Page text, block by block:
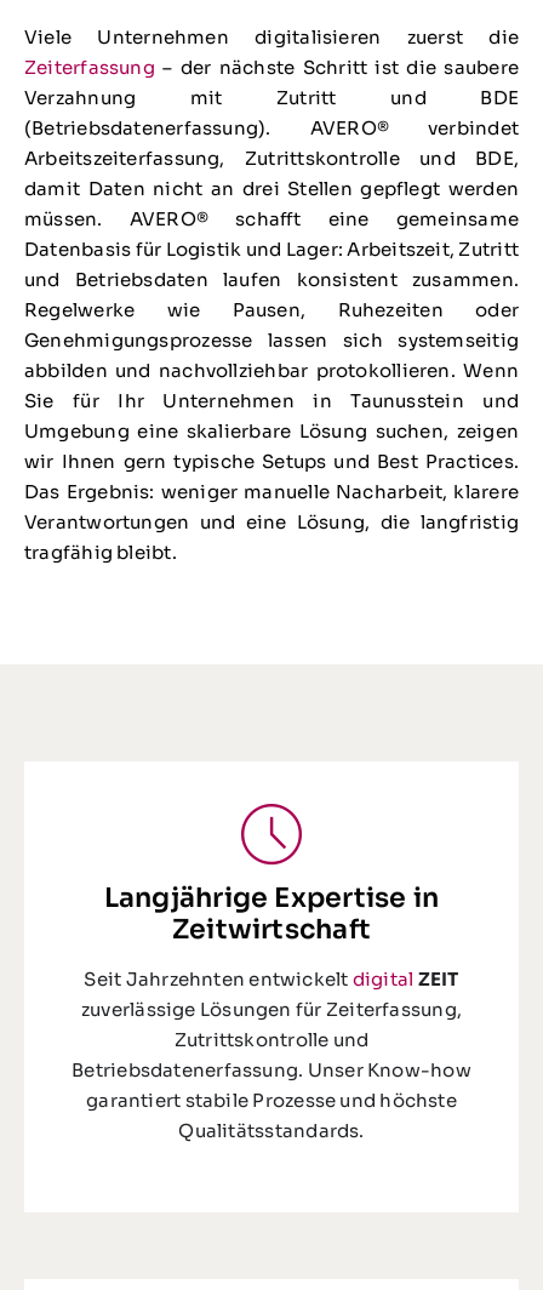
Viele Unternehmen digitalisieren zuerst die
Zeiterfassung – der nächste Schritt ist die saubere
Verzahnung mit Zutritt und BDE
(Betriebsdatenerfassung). AVERO® verbindet
Arbeitszeiterfassung, Zutrittskontrolle und BDE,
damit Daten nicht an drei Stellen gepflegt werden
müssen. AVERO® schafft eine gemeinsame
Datenbasis für Logistik und Lager: Arbeitszeit, Zutritt
und Betriebsdaten laufen konsistent zusammen.
Regelwerke wie Pausen, Ruhezeiten oder
Genehmigungsprozesse lassen sich systemseitig
abbilden und nachvollziehbar protokollieren. Wenn
Sie für Ihr Unternehmen in Taunusstein und
Umgebung eine skalierbare Lösung suchen, zeigen
wir Ihnen gern typische Setups und Best Practices.
Das Ergebnis: weniger manuelle Nacharbeit, klarere
Verantwortungen und eine Lösung, die langfristig
tragfähig bleibt.
Langjährige Expertise in
Zeitwirtschaft
Seit Jahrzehnten entwickelt digital ZEIT
zuverlässige Lösungen für Zeiterfassung,
Zutrittskontrolle und
Betriebsdatenerfassung. Unser Know-how
garantiert stabile Prozesse und höchste
Qualitätsstandards.